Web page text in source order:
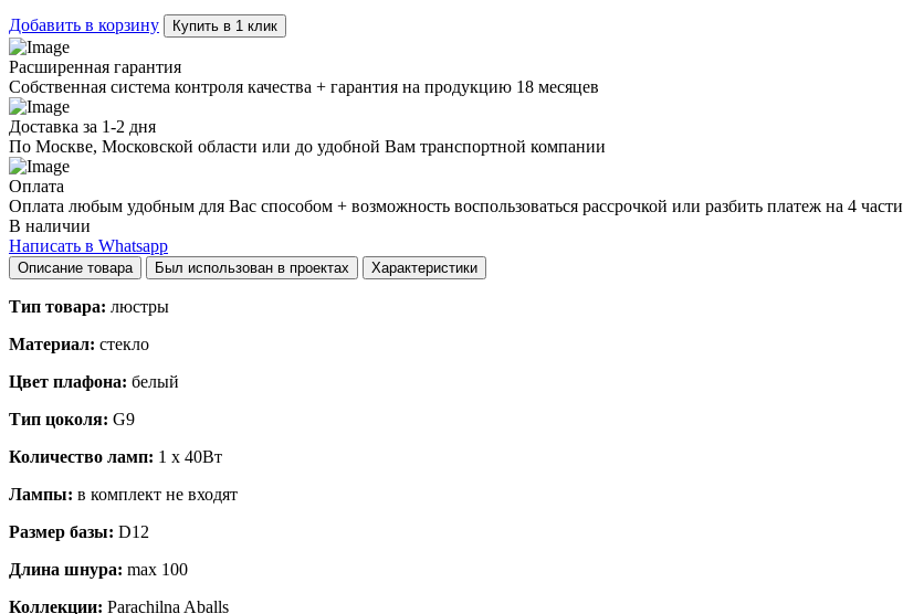
Добавить в корзину
Купить в 1 клик
Расширенная гарантия
Собственная система контроля качества + гарантия на продукцию 18 месяцев
Доставка за 1-2 дня
По Москве, Московской области или до удобной Вам транспортной компании
Оплата
Оплата любым удобным для Вас способом + возможность воспользоваться рассрочкой или разбить платеж на 4 части
В наличии
Написать в Whatsapp
Описание товара Был использован в проектах Характеристики
Тип товара: люстры
Материал: стекло
Цвет плафона: белый
Тип цоколя: G9
Количество ламп: 1 x 40Вт
Лампы: в комплект не входят
Размер базы: D12
Длина шнура: max 100
Коллекции: Parachilna Aballs